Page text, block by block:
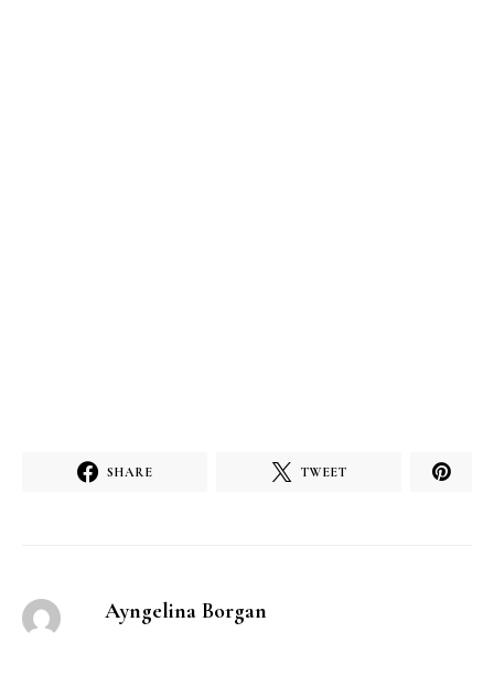
SHARE TWEET
Ayngelina Borgan